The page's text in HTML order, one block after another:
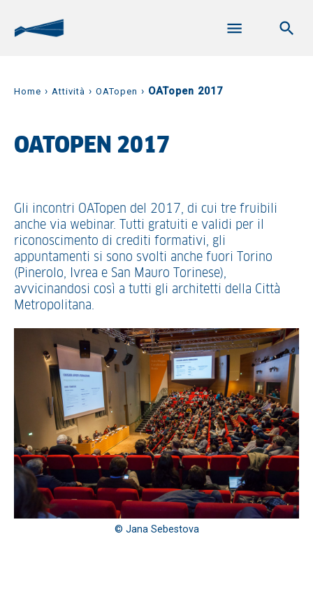
Home › Attività › OATopen › OATopen 2017
OATOPEN 2017
Gli incontri OATopen del 2017, di cui tre fruibili
anche via webinar. Tutti gratuiti e validi per il
riconoscimento di crediti formativi, gli
appuntamenti si sono svolti anche fuori Torino
(Pinerolo, Ivrea e San Mauro Torinese),
avvicinandosi così a tutti gli architetti della Città
Metropolitana.
© Jana Sebestova